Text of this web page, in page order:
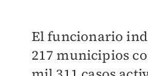
El funcionario
217 municipios